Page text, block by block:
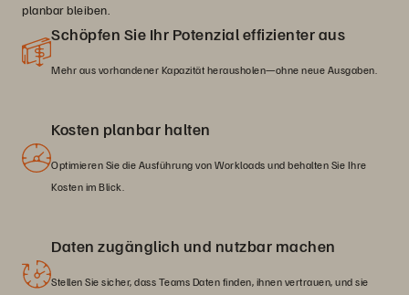
planbar bleiben.
Schöpfen Sie Ihr Potenzial effizienter aus
Mehr aus vorhandener Kapazität herausholen—ohne neue Ausgaben.
Kosten planbar halten
Optimieren Sie die Ausführung von Workloads und behalten Sie Ihre
Kosten im Blick.
Daten zugänglich und nutzbar machen
Stellen Sie sicher, dass Teams Daten finden, ihnen vertrauen, und sie